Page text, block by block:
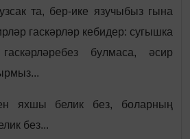
та, бер-ике язучыбыз гына
гаскәрләр кебидер: сугышка
булмаса, әсир
яхшы белик без, боларның
без...